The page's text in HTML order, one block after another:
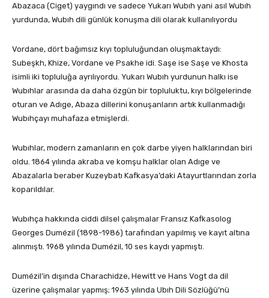
Abazaca (Ciget) yaygındı ve sadece Yukarı Wubıh yani asıl Wubıh
yurdunda, Wubıh dili günlük konuşma dili olarak kullanılıyordu
Vordane, dört bağımsız kıyı topluluğundan oluşmaktaydı:
Subeşkh, Khize, Vordane ve Psakhe idi. Saşe ise Saşe ve Khosta
isimli iki topluluğa ayrılıyordu. Yukarı Wubıh yurdunun halkı ise
Wubıhlar arasında da daha özgün bir topluluktu, kıyı bölgelerinde
oturan ve Adıge, Abaza dillerini konuşanların artık kullanmadığı
Wubıhçayı muhafaza etmişlerdi.
Wubıhlar, modern zamanların en çok darbe yiyen halklarından biri
oldu. 1864 yılında akraba ve komşu halklar olan Adıge ve
Abazalarla beraber Kuzeybatı Kafkasya’daki Atayurtlarından zorla
koparıldılar.
Wubıhça hakkında ciddi dilsel çalışmalar Fransız Kafkasolog
Georges Dumézil (1898-1986) tarafından yapılmış ve kayıt altına
alınmıştı. 1968 yılında Dumézil, 10 ses kaydı yapmıştı.
Dumézil’in dışında Charachidze, Hewitt ve Hans Vogt da dil
üzerine çalışmalar yapmış; 1963 yılında Ubıh Dili Sözlüğü’nü